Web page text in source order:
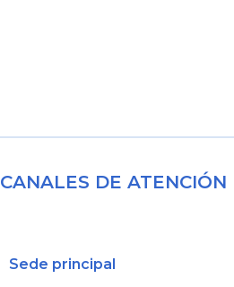
CANALES DE ATENCIÓN
Sede principal